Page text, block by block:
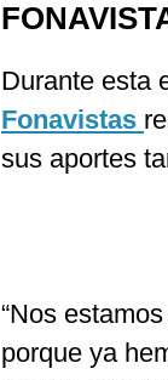
Durante esta
Fonavistas
sus aportes
“Nos
porque ya